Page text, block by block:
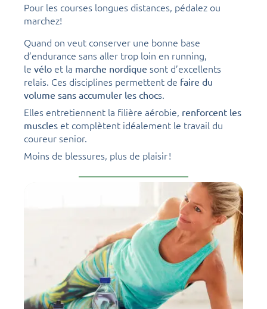
Pour les courses longues distances, pédalez ou
marchez!
Quand on veut conserver une bonne base
d’endurance sans aller trop loin en running,
le vélo et la marche nordique sont d’excellents
relais. Ces disciplines permettent de faire du
volume sans accumuler les chocs.
Elles entretiennent la filière aérobie, renforcent les
muscles et complètent idéalement le travail du
coureur senior.
Moins de blessures, plus de plaisir !